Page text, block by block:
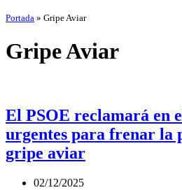
Portada » Gripe Aviar
Gripe Aviar
El PSOE reclamará en
urgentes para frenar la
gripe aviar
02/12/2025